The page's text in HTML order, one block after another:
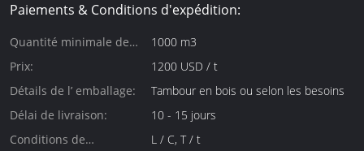
Paiements & Conditions d'expédition:
Quantité minimale de
commande:
1000 m3
Prix:
1200 USD / t
Détails de l’ emballage:
Tambour en bois ou selon les besoins
Délai de livraison:
10 - 15 jours
Conditions de
L / C, T / t